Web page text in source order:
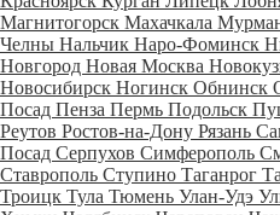
Магнитогорск Махачкала
Челны Нальчик Наро-Фоминск
Новгород Новая Москва
Новосибирск Ногинск Обнинск
Посад Пенза Пермь Подольск
Реутов Ростов-на-Дону Рязань
Посад Серпухов Симферополь
Ставрополь Ступино Таганрог
Троицк Тула Тюмень Улан-Удэ